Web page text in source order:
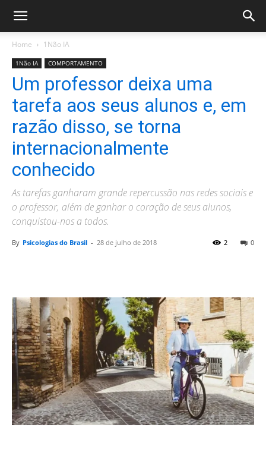
Home 1Não IA
1Não IA COMPORTAMENTO
Um professor deixa uma
tarefa aos seus alunos e, em
razão disso, se torna
internacionalmente
conhecido
As tarefas ganharam grande repercussão nas redes sociais e
o professor, além de ganhar o coração de seus alunos,
conquistou-nos a todos.
By Psicologias do Brasil - 28 de julho de 2018 0
2